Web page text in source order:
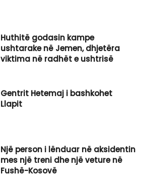
Huthitë godasin kampe
ushtarake në Jemen, dhjetëra
viktima në radhët e ushtrisë
Gentrit Hetemaj i bashkohet
Llapit
Një person i lënduar në aksidentin
mes një treni dhe një veture në
Fushë-Kosovë